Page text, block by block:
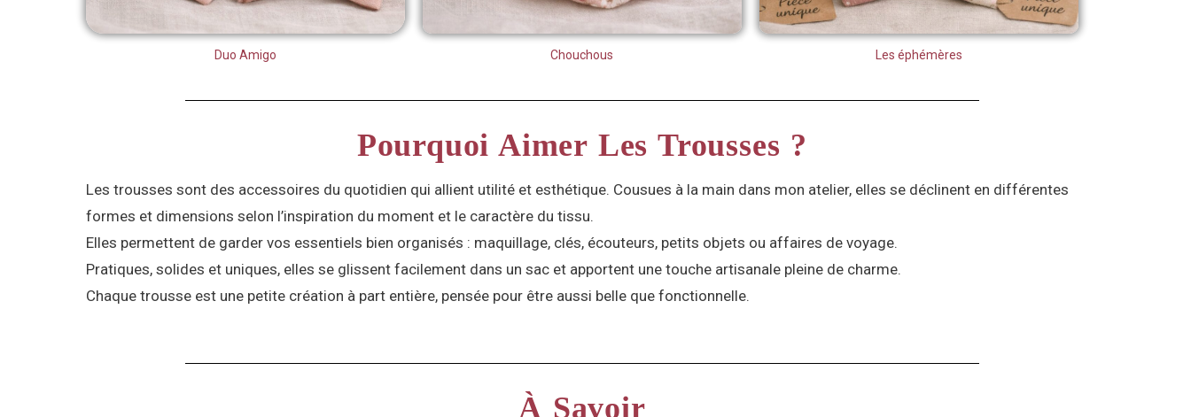
Duo Amigo Chouchous Les éphémères
Pourquoi Aimer Les Trousses ?
Les trousses sont des accessoires du quotidien qui allient utilité et esthétique. Cousues à la main dans mon atelier, elles se déclinent en différentes
formes et dimensions selon l’inspiration du moment et le caractère du tissu.
Elles permettent de garder vos essentiels bien organisés : maquillage, clés, écouteurs, petits objets ou affaires de voyage.
Pratiques, solides et uniques, elles se glissent facilement dans un sac et apportent une touche artisanale pleine de charme.
Chaque trousse est une petite création à part entière, pensée pour être aussi belle que fonctionnelle.
À Savoir